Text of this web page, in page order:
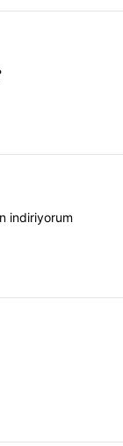
indiriyorum